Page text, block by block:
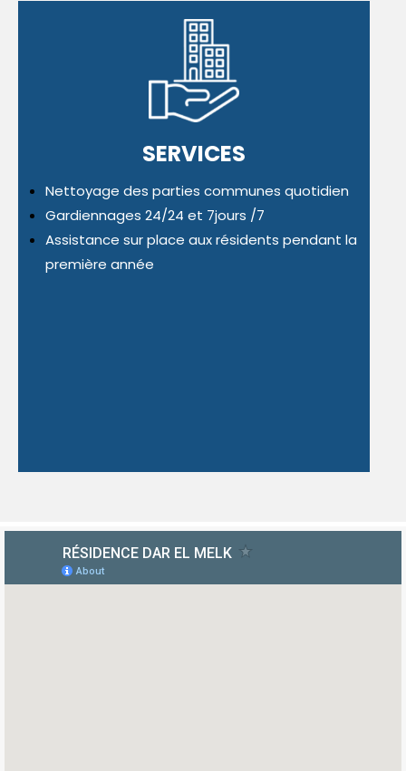
SERVICES
Nettoyage des parties communes quotidien
Gardiennages 24/24 et 7jours /7
Assistance sur place aux résidents pendant la
première année